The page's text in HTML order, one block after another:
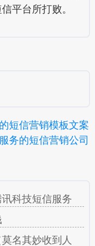
平台所打败。
短信营销模板文案
务的短信营销公司
科技短信服务
名其妙收到人